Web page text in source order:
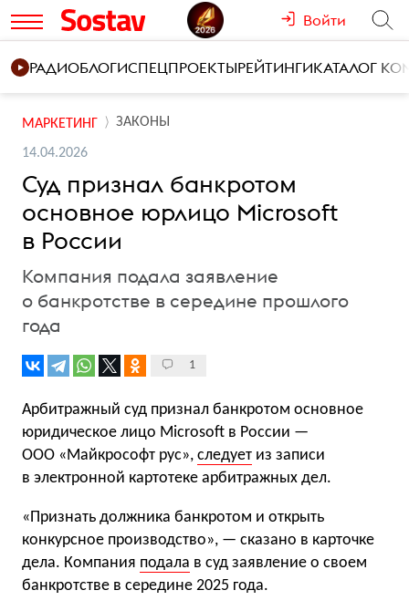
Войти
РАДИОБЛОГИСПЕЦПРОЕКТЫРЕЙТИНГИКАТАЛОГ
МАРКЕТИНГ ЗАКОНЫ
14.04.2026
Суд признал банкротом
основное юрлицо Microsoft
в России
Компания подала заявление
о банкротстве в середине прошлого
года
1
Арбитражный суд признал банкротом основное
юридическое лицо Microsoft в России —
ООО «Майкрософт рус», следует из записи
в электронной картотеке арбитражных дел.
«Признать должника банкротом и открыть
конкурсное производство», — сказано в карточке
дела. Компания подала в суд заявление о своем
банкротстве в середине 2025 года.